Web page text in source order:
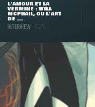
L'AMOUR ET LA
VERMINE : WILL
MCPHAIL, OU L'ART
DE ...
INTERVIEW 1